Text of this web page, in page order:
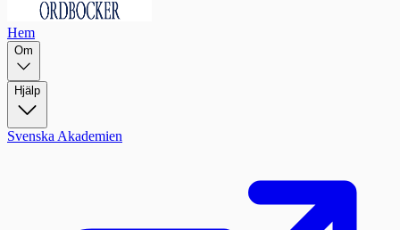
Hem
Om
Hjälp
Svenska Akademien